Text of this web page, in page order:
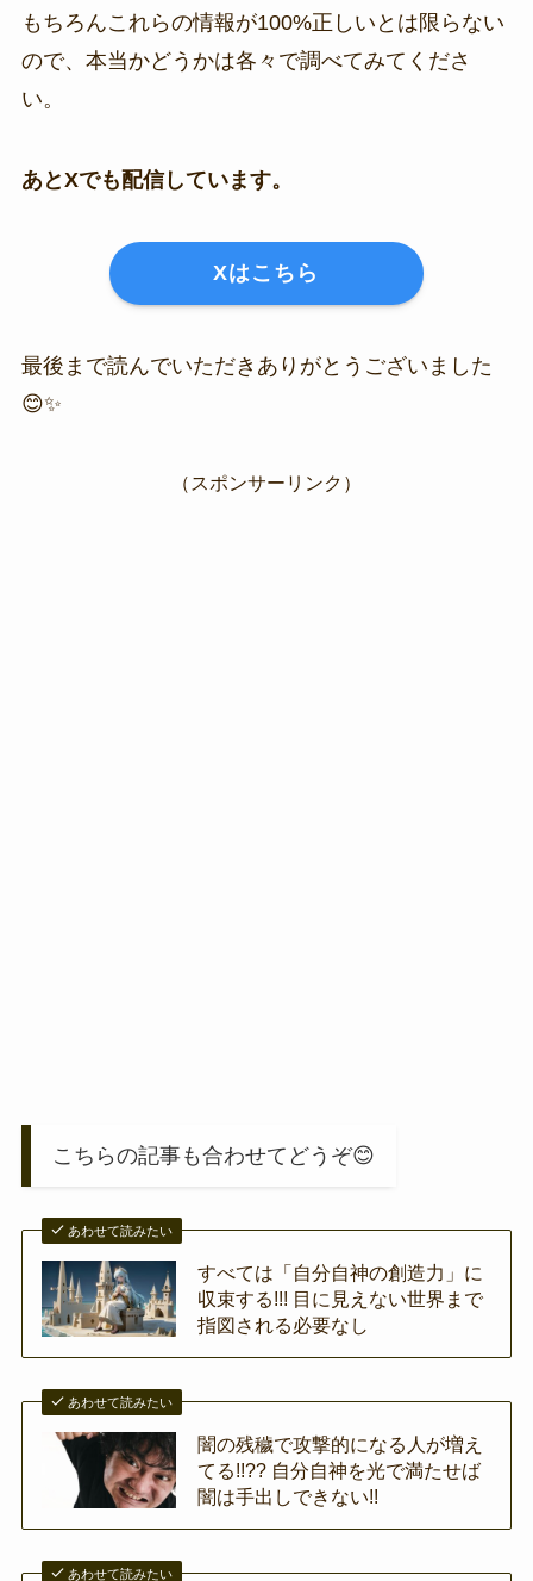
もちろんこれらの情報が100%正しいとは限らない
ので、本当かどうかは各々で調べてみてくださ
い。
あとXでも配信しています。
Xはこちら
最後まで読んでいただきありがとうございました
😊✨
（スポンサーリンク）
こちらの記事も合わせてどうぞ😊
あわせて読みたい
すべては「自分自神の創造力」に
収束する!!! 目に見えない世界まで
指図される必要なし
あわせて読みたい
闇の残穢で攻撃的になる人が増え
てる!!?? 自分自神を光で満たせば
闇は手出しできない!!
あわせて読みたい